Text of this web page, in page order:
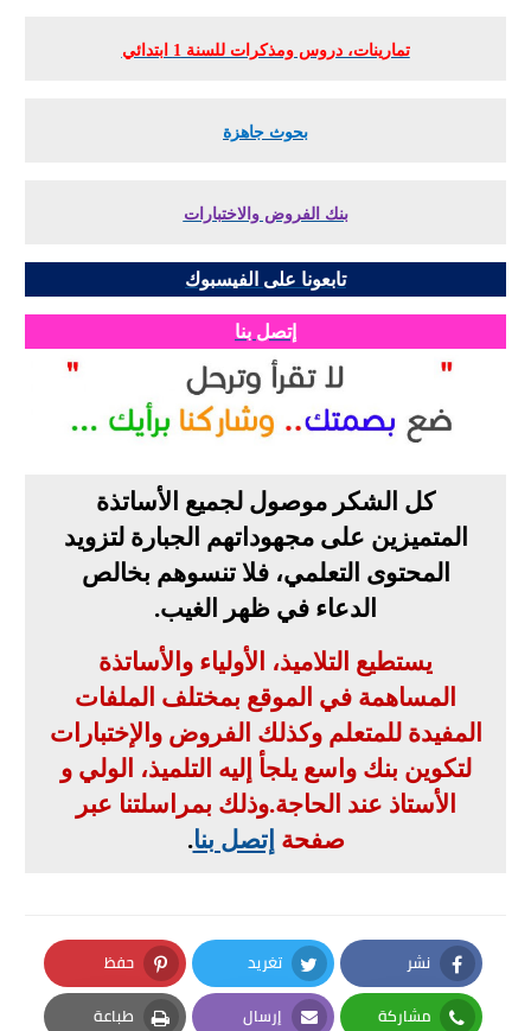
تمارينات، دروس ومذكرات للسنة 1 ابتدائي
بحوث جاهزة
بنك الفروض والاختبارات
تابعونا على الفيسبوك
إتصل بنا
كل الشكر موصول لجميع الأساتذة
المتميزين على مجهوداتهم الجبارة لتزويد
المحتوى التعلمي، فلا تنسوهم بخالص
الدعاء في ظهر الغيب.
يستطيع التلاميذ، الأولياء والأساتذة
المساهمة في الموقع بمختلف الملفات
المفيدة للمتعلم وكذلك الفروض والإختبارات
لتكوين بنك واسع يلجأ إليه التلميذ، الولي و
الأستاذ عند الحاجة.وذلك بمراسلتنا عبر
صفحة إتصل بنا.
نشر
Facebook
تغريد
Twitter
حفظ
Pinterest
مشاركة إرسال طباعة